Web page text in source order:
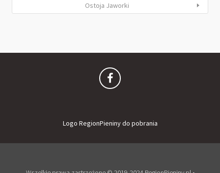
Ostoja Jaworki
Logo RegionPieniny do pobrania